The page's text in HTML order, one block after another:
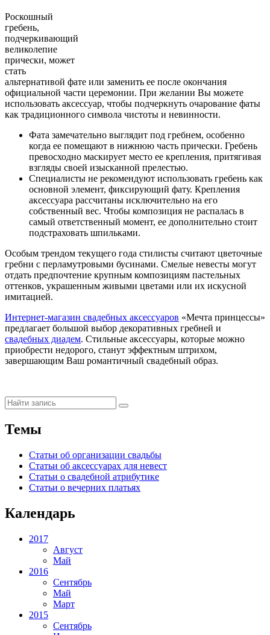
Роскошный
гребень,
подчеркивающий
великолепие
прически, может
стать
альтернативой фате или заменить ее после окончания
официальной части церемонии. При желании Вы можете
использовать аксессуар, чтобы подчеркнуть очарование фаты
как традиционного символа чистоты и невинности.
Фата замечательно выглядит под гребнем, особенно
когда ее помещают в нижнюю часть прически. Гребень
превосходно маскирует место ее крепления, притягивая
взгляды своей изысканной прелестью.
Специалисты не рекомендуют использовать гребень как
основной элемент, фиксирующий фату. Крепления
аксессуара рассчитаны исключительно на его
собственный вес. Чтобы композиция не распалась в
самый ответственный момент, ее дополнительно стоит
подстраховать шпильками.
Особым трендом текущего года стилисты считают цветочные
гребни с перламутровыми бусинами. Смелые невесты могут
отдать предпочтение крупным композициям пастельных
оттенков, украшенным живыми цветами или их искусной
имитацией.
Интернет-магазин свадебных аксессуаров «Мечта принцессы»
предлагает большой выбор декоративных гребней и
свадебных диадем. Стильные аксессуары, которые можно
приобрести недорого, станут эффектным штрихом,
завершающим Ваш романтичный свадебный образ.
Темы
Статьи об организации свадьбы
Статьи об аксессуарах для невест
Статьи о свадебной атрибутике
Статьи о вечерних платьях
Календарь
2017
Август
Май
2016
Сентябрь
Май
Март
2015
Сентябрь